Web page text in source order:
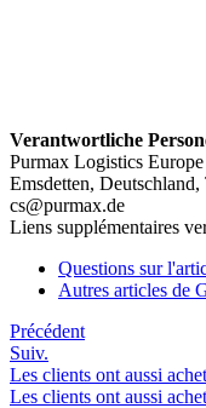
Verantwortliche
Purmax Logistics
Emsdetten,
cs@purmax.de
Liens supplémentaires
Questions sur
Autres articles de
Précédent
Suiv.
Les clients ont aussi
Les clients ont aussi